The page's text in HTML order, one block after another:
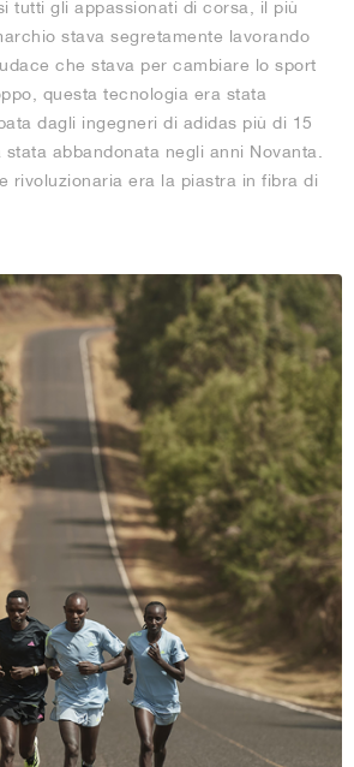
tutti gli appassionati di corsa, il più
stava segretamente lavorando
che stava per cambiare lo sport
questa tecnologia era stata
dagli ingegneri di adidas più di 15
abbandonata negli anni Novanta.
rivoluzionaria era la piastra in fibra di